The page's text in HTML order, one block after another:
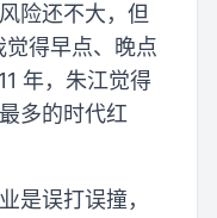
险还不大，但
觉得早点、晚点
年，朱江觉得
多的时代红
是误打误撞，